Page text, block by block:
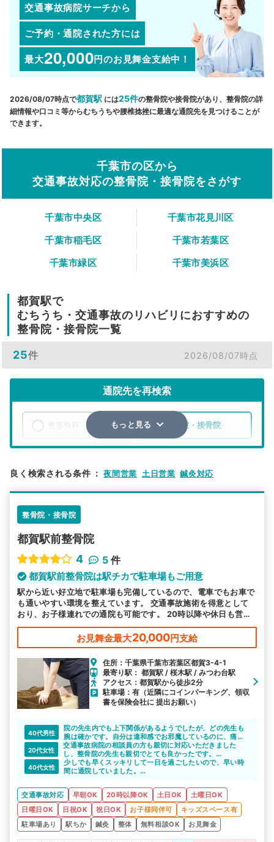
交通事故病院サーチから
ご予約・通院された方には
最大20,000円のお見舞金支給中！
2026/08/07時点で都賀駅 には25件の整骨院や接骨院があり、整骨院の詳
細情報や口コミ等からむちうちや腰椎捻挫に最適な通院先を見つけることが
できます。
千葉市の区から
交通事故対応の整骨院・接骨院をさがす
千葉市中央区
千葉市花見川区
千葉市稲毛区
千葉市若葉区
千葉市緑区
千葉市美浜区
都賀駅で
むちうち・交通事故のリハビリにおすすめの
整骨院・接骨院一覧
25件 2026/08/07時点
通院先を再検索
整骨院・接骨院
検索する
駅から探す 院名から探す
もっと見る
良く検索される条件 ： 夜間営業 土日営業 鍼灸対応
整骨院・接骨院
都賀駅前整骨院
4
5 件
都賀駅前整骨院は駅チカで駐車場もご用意
駅から近い好立地で駐車場も完備しているので、電車でもお車で
も通いやすい環境を整えています。 交通事故施術を得意として
おり、お子様連れでの通院も可能です。 20時以降や休日も営業
しているので、お忙しい方もご都合に合わせてお越しいただけま
お見舞金最大20,000円支給
住所：千葉県千葉市若葉区都賀3-4-1
最寄り駅： 都賀駅 / 桜木駅 / みつわ台駅
アクセス：都賀駅から徒歩2分
駐車場：有（近隣にコインパーキング、領収
書を保険会社に 提出お願い）
40代男性
院の先生内でも上下関係があるようでしたが、どの先生も
腕は確かです。自分は違和感でお邪魔しているのに、痛い
ポイントをすぐに発見。痛いポイントのケアもそうです
が、痛いポイントのせいで影響がでたまわりの部分もケア
するところ流石です。そして完治の時期。見立て通りで
す。流石です。都賀駅前整骨院さんには感謝しかありませ
行ったら受け取ってくれるかな
20代女性
交通事故病院の相談員の方も親切に対応いただきました
し、整骨院の先生も親切でとても良かったです。
お世話になりました。
40代女性
少しでも早くスッキリして一日を過ごしたいので、早い時
間に通院していました。
して気分よく過ごせました。
交通事故対応 早朝OK 20時以降OK 土日OK
土曜日OK
日曜日OK
日祝OK 祝日OK お子様同伴可
キッズスペース有
駐車場あり
駅ちか 鍼灸 整体 無料相談OK お見舞金